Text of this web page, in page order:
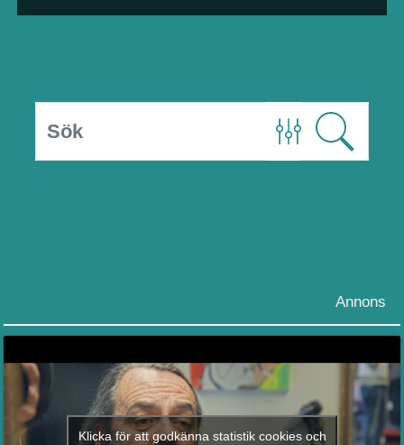
Annons
Klicka för att godkänna statistik cookies och